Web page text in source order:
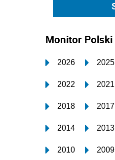
Monitor Polski
2026 2025
2022 2021
2018 2017
2014 2013
2010 2009